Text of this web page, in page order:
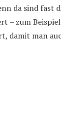
da sind fast
– zum
damit man